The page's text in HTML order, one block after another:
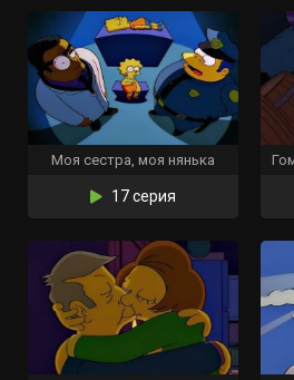
Моя сестра, моя нянька
17 серия